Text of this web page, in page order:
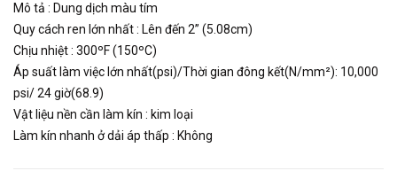
Mô tả : Dung dịch màu tím
Quy cách ren lớn nhất : Lên đến 2” (5.08cm)
Chịu nhiệt : 300ºF (150ºC)
Áp suất làm việc lớn nhất(psi)/Thời gian đông kết(N/mm²): 10,000
psi/ 24 giờ(68.9)
Vật liệu nền cần làm kín : kim loại
Làm kín nhanh ở dải áp thấp : Không